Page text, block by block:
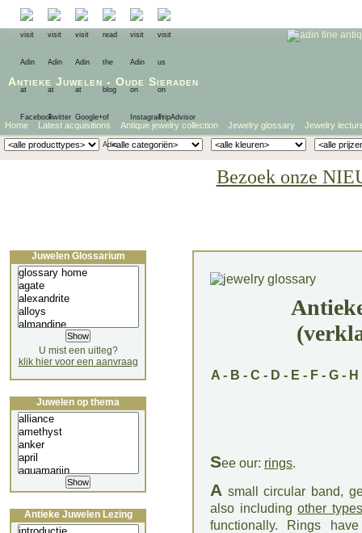
Antieke Juwelen - Oude Sieraden
Home Latest acquisitions Antique jewelry collection Jewelry glossary Jewelry
Bezoek onze
A - B - C - D - E - F - G - H
See our: rings.
A small circular band,
also includingother
functionally. Rings
Juwelen Glossarium
U mist een uitleg?
klik hier voor een aanvraag
Juwelen op thema
Antieke Juwelen Lezing